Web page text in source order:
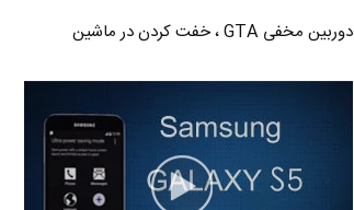
دوربین مخفی GTA ، خفت کردن در ماشین